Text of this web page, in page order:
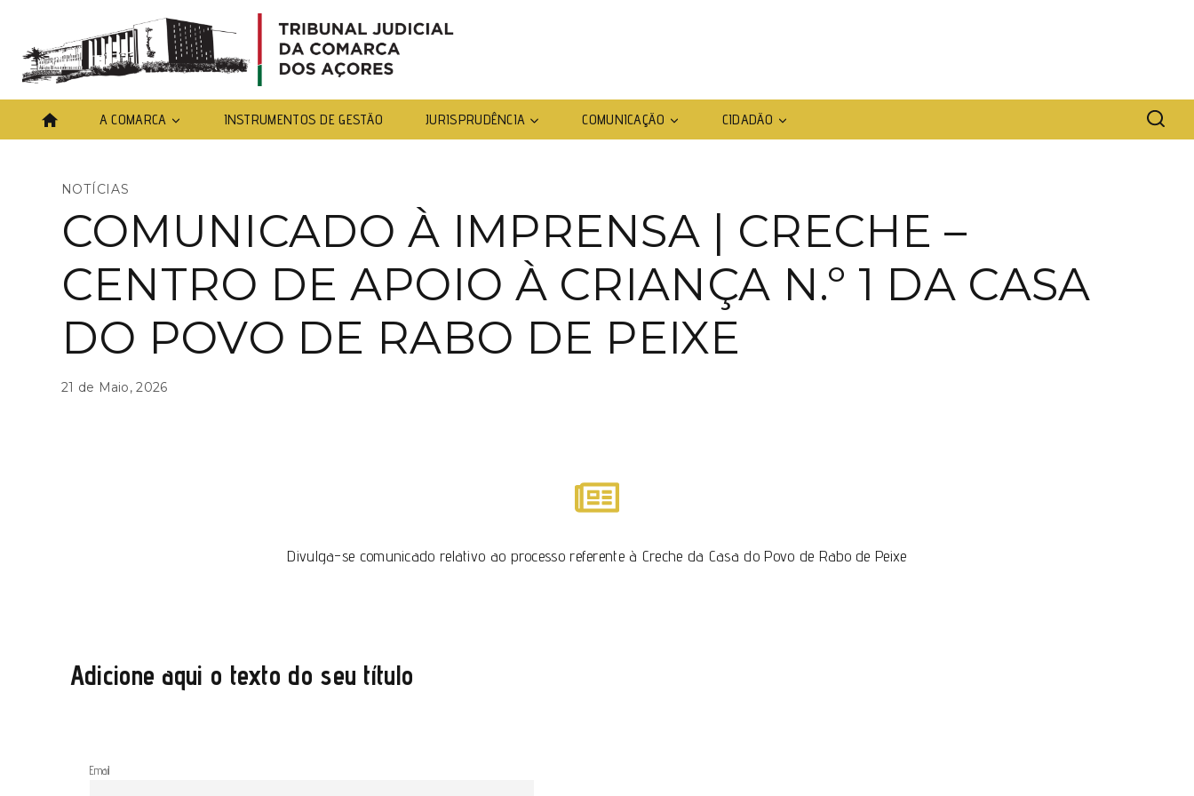
A COMARCA INSTRUMENTOS DE GESTÃO JURISPRUDÊNCIA COMUNICAÇÃO CIDADÃO
NOTÍCIAS
COMUNICADO À IMPRENSA | CRECHE –
CENTRO DE APOIO À CRIANÇA N.º 1 DA CASA
DO POVO DE RABO DE PEIXE
21 de Maio, 2026
Divulga-se comunicado relativo ao processo referente à Creche da Casa do Povo de Rabo de Peixe
Adicione aqui o texto do seu título
Email